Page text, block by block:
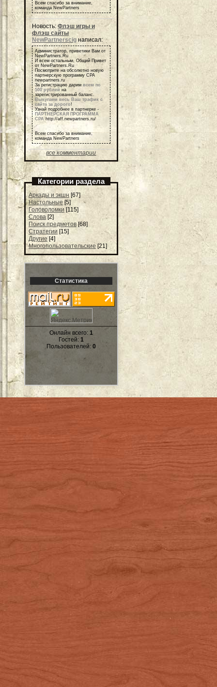
Всем спасибо за внимание,
команда NewPartners
Новость: Флэш игры и
флэш сайты
NewPartnerscig написал:
Администратор, приветики Вам от
NewPartners.Ru
И всем остальным, Общий Привет
от NewPartners.Ru
Посмотрите на обсолютно новую
партнерскую программу СРА
newpartners.ru
За регистрацию дарим всем по
500 рублей на
зарегистрированный баланс.
Выкупаем весь Ваш трафик с
сайта за дорого!
Узнай подробнее в партнерке -
ПАРТНЕРСКАЯ ПРОГРАММА
СРА http://aff.newpartners.ru/
Всем спасибо за внимание,
команда NewPartners
все комментарии
Категории раздела
Аркады и экшн [67]
Настольные [5]
Головоломки [115]
Слова [2]
Поиск предметов [68]
Стратегии [15]
Другие [4]
Многопользовательские [21]
Статистика
Онлайн всего: 1
Гостей: 1
Пользователей: 0